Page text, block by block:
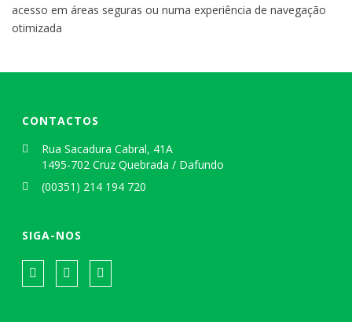
acesso em áreas seguras ou numa experiência de navegação
otimizada
CONTACTOS
Rua Sacadura Cabral, 41A
1495-702 Cruz Quebrada / Dafundo
(00351) 214 194 720
SIGA-NOS